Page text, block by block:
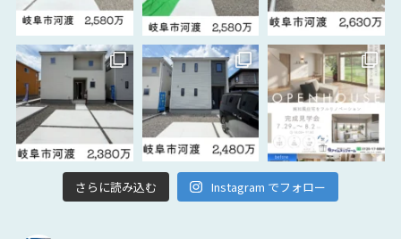
さらに読み込む Instagram でフォロー